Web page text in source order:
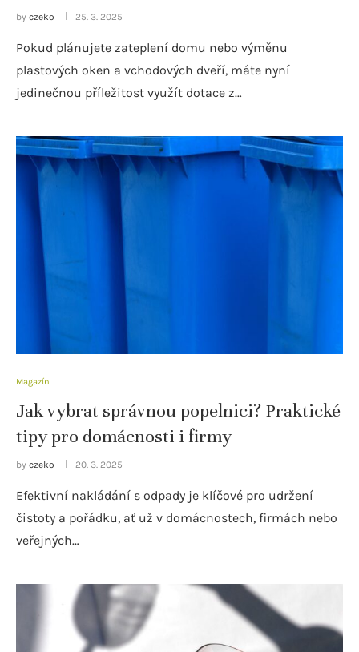
by czeko 25. 3. 2025
Pokud plánujete zateplení domu nebo výměnu
plastových oken a vchodových dveří, máte nyní
jedinečnou příležitost využít dotace z…
Magazín
Jak vybrat správnou popelnici? Praktické
tipy pro domácnosti i firmy
by czeko 20. 3. 2025
Efektivní nakládání s odpady je klíčové pro udržení
čistoty a pořádku, ať už v domácnostech, firmách nebo
veřejných…